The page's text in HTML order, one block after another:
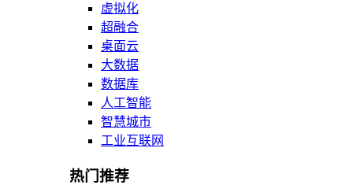
虚拟化
超融合
桌面云
大数据
数据库
人工智能
智慧城市
工业互联网
热门推荐